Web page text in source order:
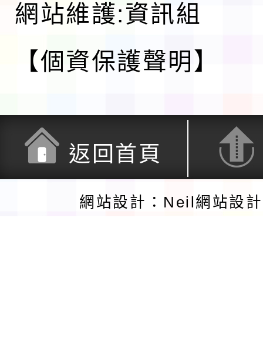
網站維護:資訊組
【個資保護聲明】
返回首頁
網站設計：Neil網站設